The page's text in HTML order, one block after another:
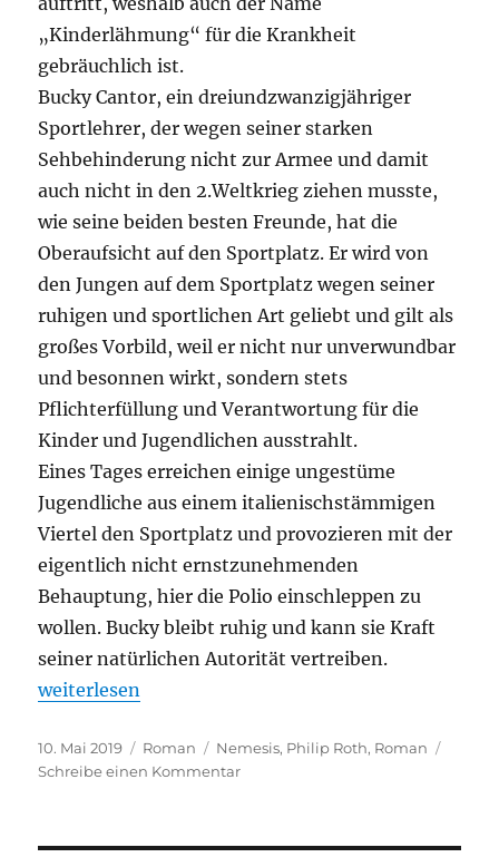
„Kinderlähmung“ für die Krankheit
gebräuchlich ist.
Bucky Cantor, ein dreiundzwanzigjähriger
Sportlehrer, der wegen seiner starken
Sehbehinderung nicht zur Armee und damit
auch nicht in den 2.Weltkrieg ziehen musste,
wie seine beiden besten Freunde, hat die
Oberaufsicht auf den Sportplatz. Er wird von
den Jungen auf dem Sportplatz wegen seiner
ruhigen und sportlichen Art geliebt und gilt als
großes Vorbild, weil er nicht nur unverwundbar
und besonnen wirkt, sondern stets
Pflichterfüllung und Verantwortung für die
Kinder und Jugendlichen ausstrahlt.
Eines Tages erreichen einige ungestüme
Jugendliche aus einem italienischstämmigen
Viertel den Sportplatz und provozieren mit der
eigentlich nicht ernstzunehmenden
Behauptung, hier die Polio einschleppen zu
wollen. Bucky bleibt ruhig und kann sie Kraft
seiner natürlichen Autorität vertreiben.
„Philip Roth – Nemesis“
weiterlesen
Veröffentlicht
am
10. Mai 2019 Kategorien
Roman Schlagwörter
Nemesis, Philip Roth, Roman
Schreibe einen Kommentarzu